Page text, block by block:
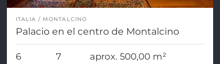
ITALIA MONTALCINO
Palacio en el centro de Montalcino
6 7 aprox. 500,00 m²